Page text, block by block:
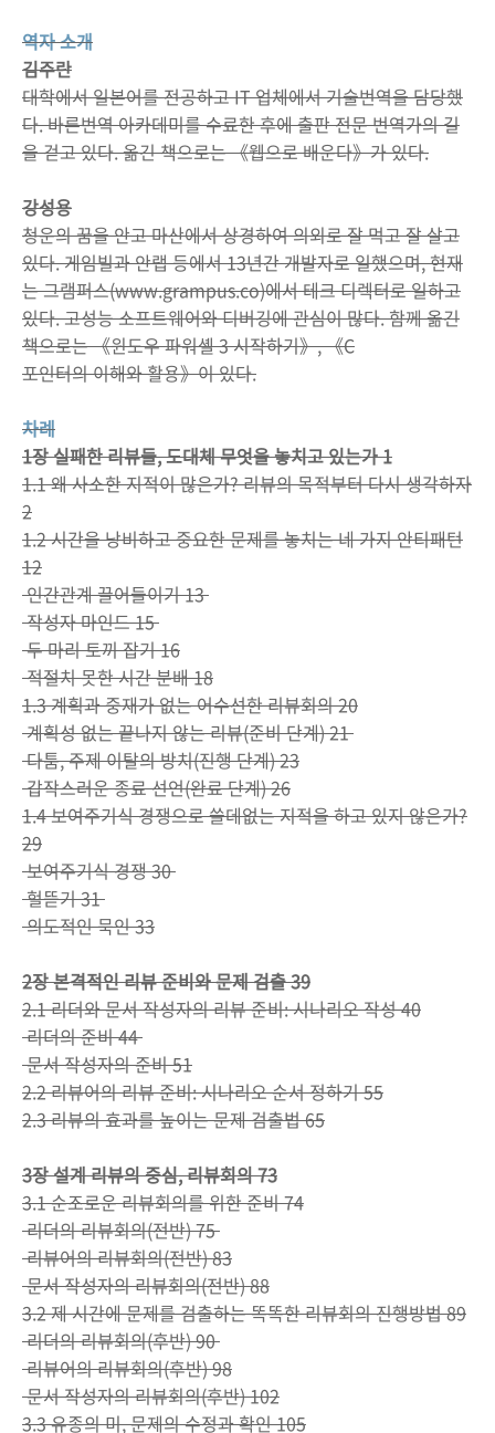
역자 소개
김주란
대학에서 일본어를 전공하고 IT 업체에서 기술번역을 담당했
다. 바른번역 아카데미를 수료한 후에 출판 전문 번역가의 길
을 걷고 있다. 옮긴 책으로는 《웹으로 배운다》가 있다.
강성용
청운의 꿈을 안고 마산에서 상경하여 의외로 잘 먹고 잘 살고
있다. 게임빌과 안랩 등에서 13년간 개발자로 일했으며, 현재
는 그램퍼스(www.grampus.co)에서 테크 디렉터로 일하고
있다. 고성능 소프트웨어와 디버깅에 관심이 많다. 함께 옮긴
책으로는 《윈도우 파워셸 3 시작하기》, 《C
포인터의 이해와 활용》이 있다.
차례
1장 실패한 리뷰들, 도대체 무엇을 놓치고 있는가 1
1.1 왜 사소한 지적이 많은가? 리뷰의 목적부터 다시 생각하자
2
1.2 시간을 낭비하고 중요한 문제를 놓치는 네 가지 안티패턴
12
인간관계 끌어들이기 13
작성자 마인드 15
두 마리 토끼 잡기 16
적절치 못한 시간 분배 18
1.3 계획과 중재가 없는 어수선한 리뷰회의 20
계획성 없는 끝나지 않는 리뷰(준비 단계) 21
다툼, 주제 이탈의 방치(진행 단계) 23
갑작스러운 종료 선언(완료 단계) 26
1.4 보여주기식 경쟁으로 쓸데없는 지적을 하고 있지 않은가?
29
보여주기식 경쟁 30
헐뜯기 31
의도적인 묵인 33
2장 본격적인 리뷰 준비와 문제 검출 39
2.1 리더와 문서 작성자의 리뷰 준비: 시나리오 작성 40
리더의 준비 44
문서 작성자의 준비 51
2.2 리뷰어의 리뷰 준비: 시나리오 순서 정하기 55
2.3 리뷰의 효과를 높이는 문제 검출법 65
3장 설계 리뷰의 중심, 리뷰회의 73
3.1 순조로운 리뷰회의를 위한 준비 74
리더의 리뷰회의(전반) 75
리뷰어의 리뷰회의(전반) 83
문서 작성자의 리뷰회의(전반) 88
3.2 제 시간에 문제를 검출하는 똑똑한 리뷰회의 진행방법 89
리더의 리뷰회의(후반) 90
리뷰어의 리뷰회의(후반) 98
문서 작성자의 리뷰회의(후반) 102
3.3 유종의 미, 문제의 수정과 확인 105